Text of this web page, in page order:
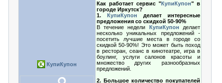
КупиКупон
Как работает сервис "КупиКупон" в
городе Иркутск?
1.
КупиКупон делает интересные
предложения со скидкой 50-90%
В течение недели
КупиКупон делает
несколько уникальных предложений -
посетить лучшие места в городе со
скидкой 50-90%! Это может быть поход
в ресторан, сеанс в кинотеатре, игра в
боулинг, услуги салонов красоты и
множество других разнообразных
предложений.
2. Большое количество покупателей